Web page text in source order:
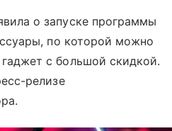
о запуске программы
по которой можно
с большой скидкой.
релизе